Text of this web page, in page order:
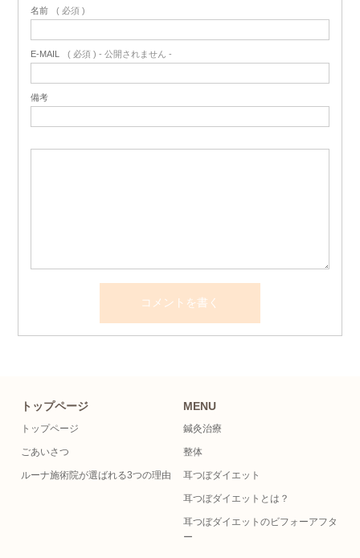
名前 ( 必須 )
E-MAIL ( 必須 ) - 公開されません -
備考
トップページ
トップページ
ごあいさつ
ルーナ施術院が選ばれる3つの理由
MENU
鍼灸治療
整体
耳つぼダイエット
耳つぼダイエットとは？
耳つぼダイエットのビフォーアフタ
ー